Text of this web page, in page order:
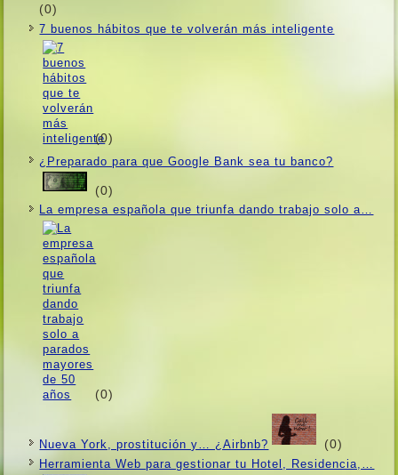
(0)
7 buenos hábitos que te volverán más inteligente
(0)
¿Preparado para que Google Bank sea tu banco?
(0)
La empresa española que triunfa dando trabajo solo a…
(0)
Nueva York, prostitución y… ¿Airbnb? (0)
Herramienta Web para gestionar tu Hotel, Residencia,…